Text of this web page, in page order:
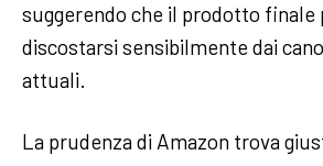
suggerendo che il prodotto finale
discostarsi sensibilmente dai
attuali.
La prudenza di Amazon trova